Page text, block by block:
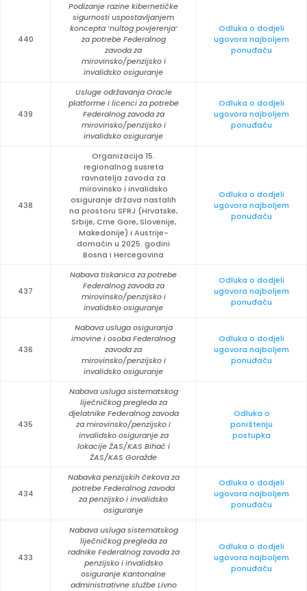
440
Podizanje razine kibernetičke
sigurnosti uspostavljanjem
koncepta ‘nultog povjerenja’
za potrebe Federalnog
zavoda za
mirovinsko/penzijsko i
invalidsko osiguranje
Odluka o dodjeli
ugovora najboljem
ponuđaču
439
Usluge održavanja Oracle
platforme i licenci za potrebe
Federalnog zavoda za
mirovinsko/penzijsko i
invalidsko osiguranje
Odluka o dodjeli
ugovora najboljem
ponuđaču
438
Organizacija 15.
regionalnog susreta
ravnatelja zavoda za
mirovinsko i invalidsko
osiguranje država nastalih
na prostoru SFRJ (Hrvatske,
Srbije, Crne Gore, Slovenije,
Makedonije) i Austrije-
domaćin u 2025. godini
Bosna i Hercegovina
Odluka o dodjeli
ugovora najboljem
ponuđaču
437
Nabava tiskanica za potrebe
Federalnog zavoda za
mirovinsko/penzijsko i
invalidsko osiguranje
Odluka o dodjeli
ugovora najboljem
ponuđaču
436
Nabava usluga osiguranja
imovine i osoba Federalnog
zavoda za
mirovinsko/penzijsko i
invalidsko osiguranje
Odluka o dodjeli
ugovora najboljem
ponuđaču
435
Nabava usluga sistematskog
liječničkog pregleda za
djelatnike Federalnog zavoda
za mirovinsko/penzijsko i
invalidsko osiguranje za
lokacije ŽAS/KAS Bihać i
ŽAS/KAS Goražde
Odluka o
poništenju
postupka
434
Nabavka penzijskih čekova za
potrebe Federalnog zavoda
za penzijsko i invalidsko
osiguranje
Odluka o dodjeli
ugovora najboljem
ponuđaču
433
Nabava usluga sistematskog
liječničkog pregleda za
radnike Federalnog zavoda za
penzijsko i invalidsko
osiguranje Kantonalne
administrativne službe Livno
Odluka o dodjeli
ugovora najboljem
ponuđaču